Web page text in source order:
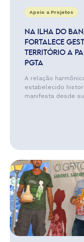
Apoio a Projetos
NA ILHA DO
FORTALECE
TERRITÓRIO A
PGTA
A relação
estabelecido
manifesta desde